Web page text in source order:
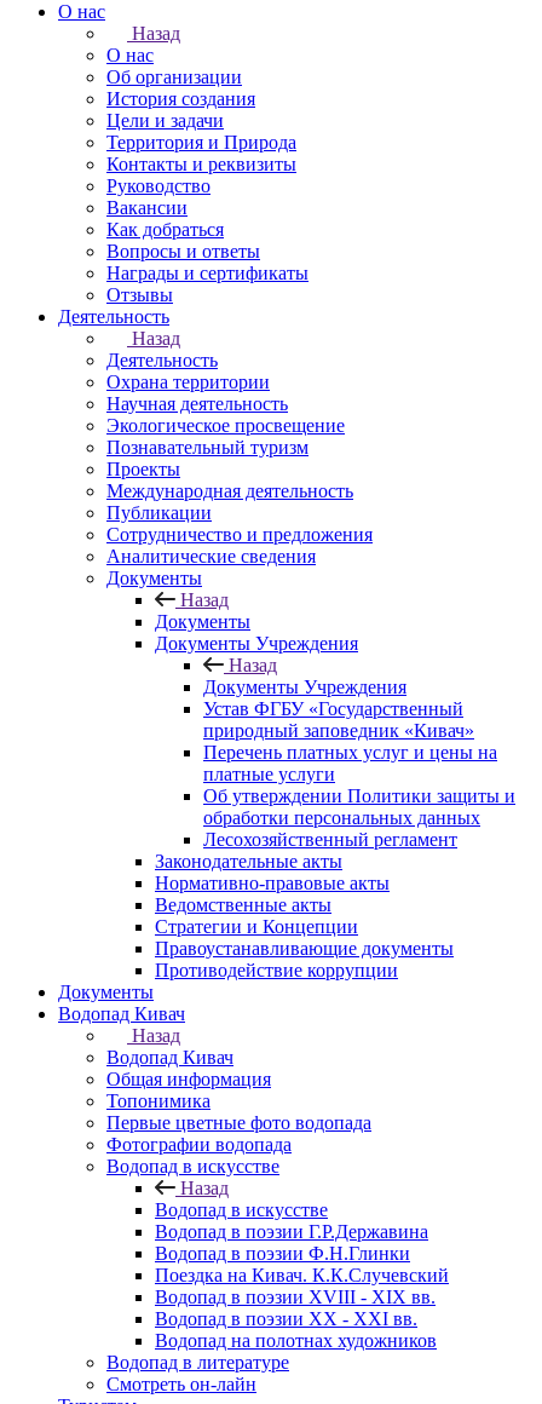
О нас
Назад
О нас
Об организации
История создания
Цели и задачи
Территория и Природа
Контакты и реквизиты
Руководство
Вакансии
Как добраться
Вопросы и ответы
Награды и сертификаты
Отзывы
Деятельность
Назад
Деятельность
Охрана территории
Научная деятельность
Экологическое просвещение
Познавательный туризм
Проекты
Международная деятельность
Публикации
Сотрудничество и предложения
Аналитические сведения
Документы
Назад
Документы
Документы Учреждения
Назад
Документы Учреждения
Устав ФГБУ «Государственный
природный заповедник «Кивач»
Перечень платных услуг и цены на
платные услуги
Об утверждении Политики защиты и
обработки персональных данных
Лесохозяйственный регламент
Законодательные акты
Нормативно-правовые акты
Ведомственные акты
Стратегии и Концепции
Правоустанавливающие документы
Противодействие коррупции
Документы
Водопад Кивач
Назад
Водопад Кивач
Общая информация
Топонимика
Первые цветные фото водопада
Фотографии водопада
Водопад в искусстве
Назад
Водопад в искусстве
Водопад в поэзии Г.Р.Державина
Водопад в поэзии Ф.Н.Глинки
Поездка на Кивач. К.К.Случевский
Водопад в поэзии XVIII - XIX вв.
Водопад в поэзии XX - XXI вв.
Водопад на полотнах художников
Водопад в литературе
Смотреть он-лайн